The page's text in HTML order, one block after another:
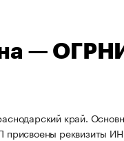
—
край.
присвоены реквизиты